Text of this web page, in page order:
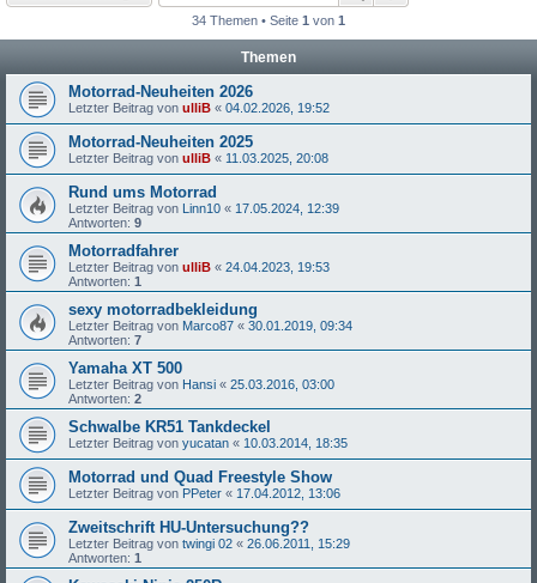
34 Themen • Seite 1 von 1
Themen
Motorrad-Neuheiten 2026
Letzter Beitrag von ulliB « 04.02.2026, 19:52
Motorrad-Neuheiten 2025
Letzter Beitrag von ulliB « 11.03.2025, 20:08
Rund ums Motorrad
Letzter Beitrag von Linn10 « 17.05.2024, 12:39
Antworten: 9
Motorradfahrer
Letzter Beitrag von ulliB « 24.04.2023, 19:53
Antworten: 1
sexy motorradbekleidung
Letzter Beitrag von Marco87 « 30.01.2019, 09:34
Antworten: 7
Yamaha XT 500
Letzter Beitrag von Hansi « 25.03.2016, 03:00
Antworten: 2
Schwalbe KR51 Tankdeckel
Letzter Beitrag von yucatan « 10.03.2014, 18:35
Motorrad und Quad Freestyle Show
Letzter Beitrag von PPeter « 17.04.2012, 13:06
Zweitschrift HU-Untersuchung??
Letzter Beitrag von twingi 02 « 26.06.2011, 15:29
Antworten: 1